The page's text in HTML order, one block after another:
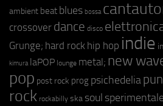
ambient beat blues bossa
crossover dance disco
Grunge; hard rock hip hop indie
kimura laPOP lounge metal; new
pop post rock prog psichedelia
rock rockabilly ska soul sperimentale